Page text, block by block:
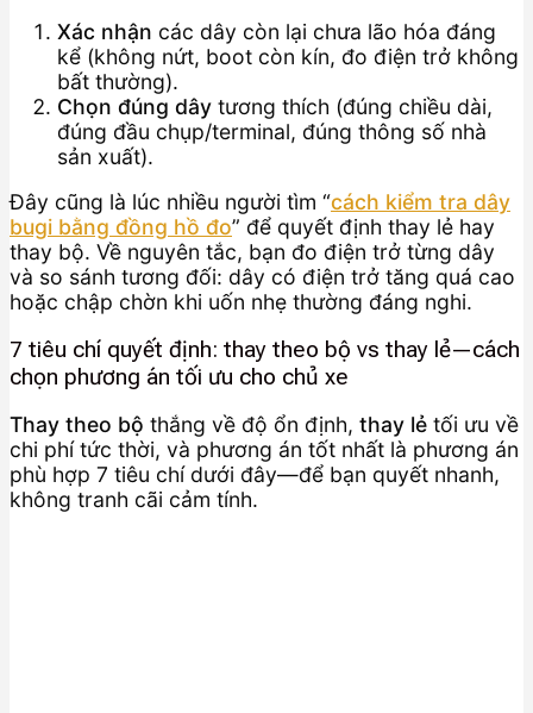
Xác nhận các dây còn lại chưa lão hóa đáng
kể (không nứt, boot còn kín, đo điện trở không
bất thường).
Chọn đúng dây tương thích (đúng chiều dài,
đúng đầu chụp/terminal, đúng thông số nhà
sản xuất).
Đây cũng là lúc nhiều người tìm “cách kiểm tra dây
bugi bằng đồng hồ đo” để quyết định thay lẻ hay
thay bộ. Về nguyên tắc, bạn đo điện trở từng dây
và so sánh tương đối: dây có điện trở tăng quá cao
hoặc chập chờn khi uốn nhẹ thường đáng nghi.
7 tiêu chí quyết định: thay theo bộ vs thay lẻ—cách
chọn phương án tối ưu cho chủ xe
Thay theo bộ thắng về độ ổn định, thay lẻ tối ưu về
chi phí tức thời, và phương án tốt nhất là phương án
phù hợp 7 tiêu chí dưới đây—để bạn quyết nhanh,
không tranh cãi cảm tính.